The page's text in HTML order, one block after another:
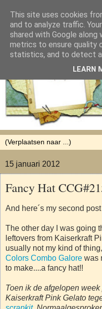
15 januari 2012
Fancy Hat
And here´s my second
The other day I was going
leftovers from Kaiserkraft
usually not my kind of
Colors Combo Galore was
to make....a fancy hat!!
Toen ik de afgelopen
Kaiserkraft Pink Gelato
This site uses cookies
and to analyze traffic.
shared with Google
metrics to ensure quality
statistics, and to detect
LEARN